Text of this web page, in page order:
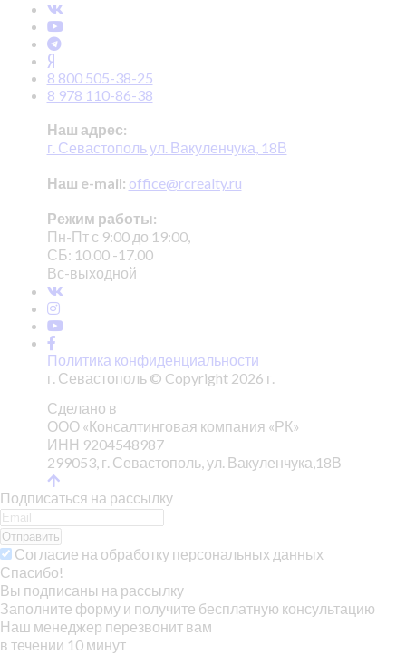
8 800 505-38-25
8 978 110-86-38
Наш адрес:
г. Севастополь ул. Вакуленчука, 18В
Наш e-mail: office@rcrealty.ru
Режим работы:
Пн-Пт с 9:00 до 19:00,
СБ: 10.00 -17.00
Вс-выходной
Политика конфиденциальности
г. Севастополь © Copyright 2026 г.
Сделано в
ООО «Консалтинговая компания «РК»
ИНН 9204548987
299053, г. Севастополь, ул. Вакуленчука,18В
Подписаться на рассылку
Отправить
Согласие на обработку персональных данных
Спасибо!
Вы подписаны на рассылку
Заполните форму и получите бесплатную консультацию
Наш менеджер перезвонит вам
в течении 10 минут